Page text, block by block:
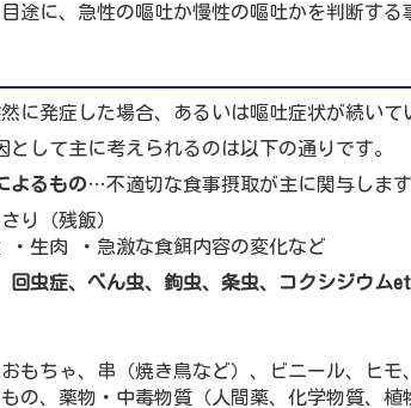
目途に、急性の嘔吐か慢性の嘔吐かを判断す
に発症した場合、あるいは嘔吐症状が続い
として主に考えられるのは以下の通りです。
よるもの…不適切な食事摂取が主に関与します
り（残飯）
・生肉 ・急激な食餌内容の変化など
回虫症、べん虫、鉤虫、条虫、コクシジウム
もちゃ、串（焼き鳥など）、ビニール、ヒ
の、薬物・中毒物質（人間薬、化学物質、植